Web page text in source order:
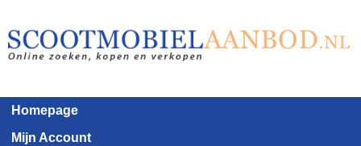
Homepage
Mijn Account